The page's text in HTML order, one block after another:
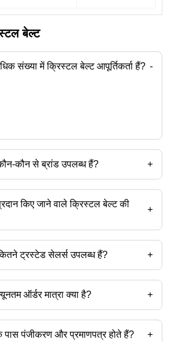
बेल्ट
संख्या में क्रिस्टल बेल्ट आपूर्तिकर्ता हैं? -
कौन से ब्रांड उपलब्ध हैं? +
प्रदान किए जाने वाले क्रिस्टल बेल्ट की
+
-
मुद्रा प्रोडक्ट का नाम
ट्रस्टेड सेलर्स उपलब्ध हैं? +
हैं:
ऑर्डर मात्रा क्या है? +
उल्लेखित होती है और कंपनी से कंपनी भिन्न हो सकती
पास पंजीकरण और प्रमाणपत्र होते हैं? +